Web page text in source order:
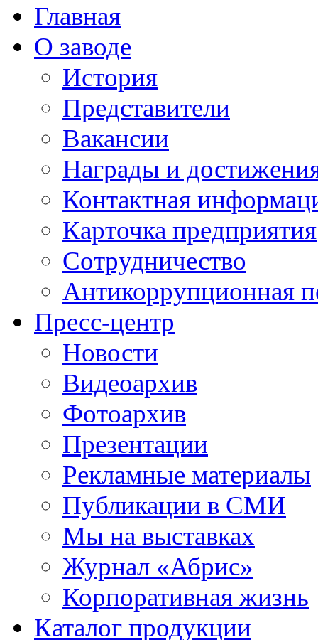
Главная
О заводе
История
Представители
Вакансии
Награды и
Контактная
Карточка предприятия
Сотрудничество
Антикоррупционная
Пресс-центр
Новости
Видеоархив
Фотоархив
Презентации
Рекламные материалы
Публикации в СМИ
Мы на выставках
Журнал «Абрис»
Корпоративная жизнь
Каталог продукции